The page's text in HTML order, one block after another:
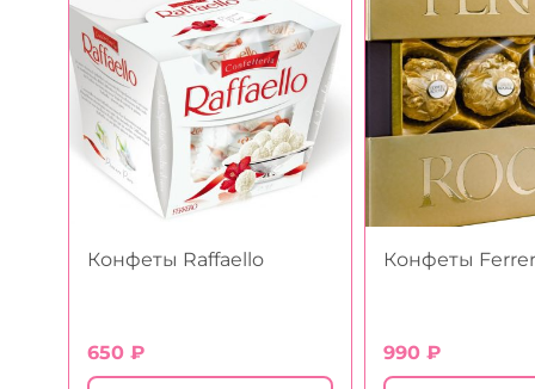
Конфеты Raffaello
650 ₽
Конфеты
990 ₽